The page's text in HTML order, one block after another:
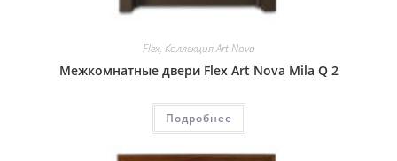
Flex, Коллекция Art Nova
Межкомнатные двери Flex Art Nova Mila Q 2
Подробнее